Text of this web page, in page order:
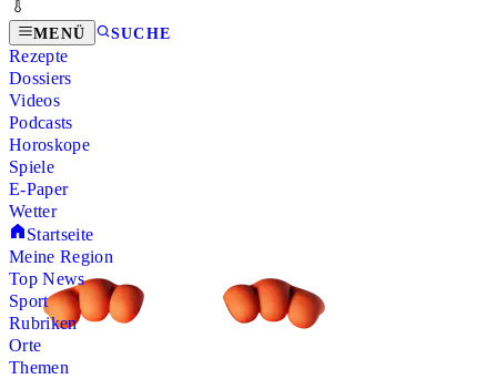
MENÜ SUCHE
Rezepte
Dossiers
Videos
Podcasts
Horoskope
Spiele
E-Paper
Wetter
Startseite
Meine Region
Top News
Sport
Rubriken
Orte
Themen